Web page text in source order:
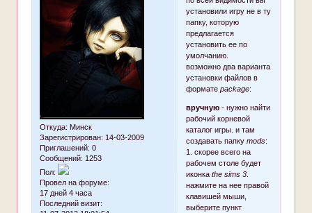
Откуда: Минск
Зарегистрирован: 14-03-2009
Приглашений: 0
Сообщений: 1253
Пол:
Провел на форуме:
17 дней 4 часа
Последний визит:
установили игру не в ту
папку, которую
предлагается
установить ее по
умолчанию.
возможно два варианта
установки файлов в
формате package:
вручную - нужно найти
рабочий корневой
каталог игры. и там
создавать папку mods:
1. скорее всего на
рабочем столе будет
иконка the sims 3.
нажмите на нее правой
клавишей мыши,
выберите пункт